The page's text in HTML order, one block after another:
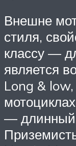
Внешне
стиля,
классу —
является
Long & low,
— длинный